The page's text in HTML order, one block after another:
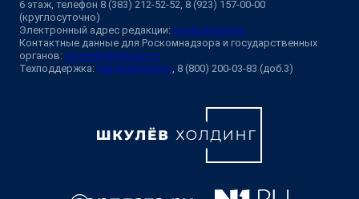
6 этаж, телефон 8 (383) 212-52-52, 8 (923) 157-00-00
(круглосуточно)
Электронный адрес редакции: ngs@shkulev.ru
Контактные данные для Роскомнадзора и государственных
органов: juristnsk@shkulev.ru
Техподдержка: help@shkulev.ru, 8 (800) 200-03-83 (доб.3)